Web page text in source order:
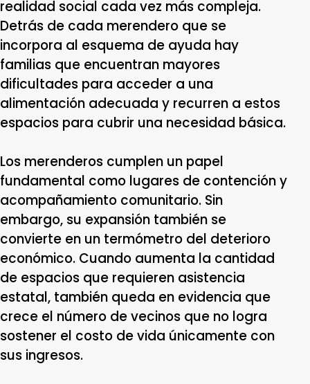
realidad social cada vez más compleja.
Detrás de cada merendero que se
incorpora al esquema de ayuda hay
familias que encuentran mayores
dificultades para acceder a una
alimentación adecuada y recurren a estos
espacios para cubrir una necesidad básica.
Los merenderos cumplen un papel
fundamental como lugares de contención y
acompañamiento comunitario. Sin
embargo, su expansión también se
convierte en un termómetro del deterioro
económico. Cuando aumenta la cantidad
de espacios que requieren asistencia
estatal, también queda en evidencia que
crece el número de vecinos que no logra
sostener el costo de vida únicamente con
sus ingresos.